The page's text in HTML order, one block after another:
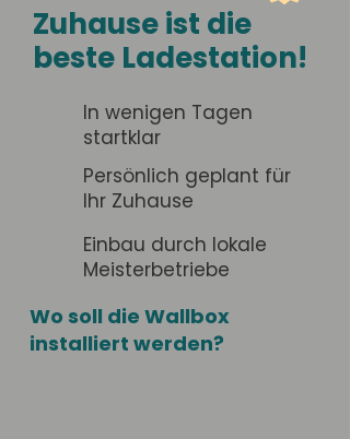
Zuhause ist die
beste Ladestation!
In wenigen Tagen
startklar
Persönlich geplant für
Ihr Zuhause
Einbau durch lokale
Meisterbetriebe
Wo soll die Wallbox
installiert werden?